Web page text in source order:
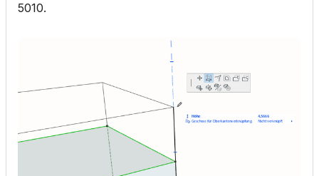
5010.